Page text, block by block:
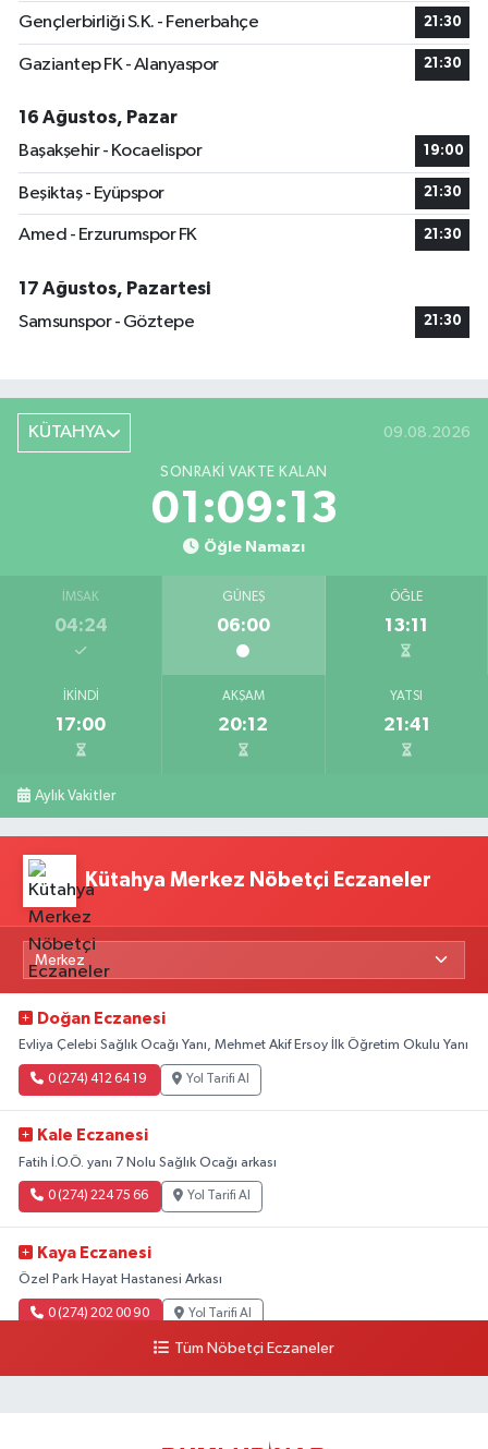
Gençlerbirliği S.K. - Fenerbahçe 21:30
Gaziantep FK - Alanyaspor 21:30
16 Ağustos, Pazar
Başakşehir - Kocaelispor
19:00
Beşiktaş - Eyüpspor 21:30
Amed - Erzurumspor FK 21:30
17 Ağustos, Pazartesi
Samsunspor - Göztepe
21:30
KÜTAHYA 09.08.2026
SONRAKI VAKTE KALAN
01:09:13
Öğle Namazı
İMSAK
04:24
GÜNEŞ
06:00
ÖĞLE
13:11
İKINDI
17:00
AKŞAM
20:12
YATSI
21:41
Aylık Vakitler
Kütahya Merkez Nöbetçi Eczaneler
Doğan Eczanesi
Evliya Çelebi Sağlık Ocağı Yanı, Mehmet Akif Ersoy İlk Öğretim Okulu Yanı
0 (274) 412 64 19 Yol Tarifi Al
Kale Eczanesi
Fatih İ.O.Ö. yanı 7 Nolu Sağlık Ocağı arkası
0 (274) 224 75 66 Yol Tarifi Al
Kaya Eczanesi
Özel Park Hayat Hastanesi Arkası
0 (274) 202 00 90 Yol Tarifi Al
Tüm Nöbetçi Eczaneler